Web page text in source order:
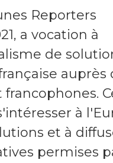
Reporters
a vocation à
de
auprès
à
et à
permises